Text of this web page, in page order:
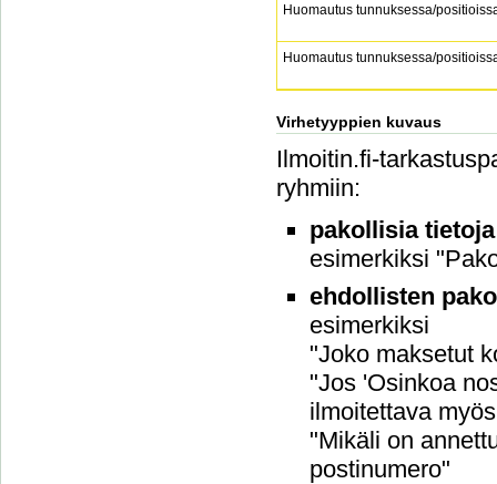
Huomautus tunnuksessa/
Huomautus tunnuksessa/
Virhetyyppien kuvaus
Ilmoitin.fi-
ryhmiin:
pakollisia
esimerkiksi
ehdollisten
esimerkiksi
"Joko maksetut
"Jos 'Osinkoa
ilmoitettava
"Mikäli on
postinumero"